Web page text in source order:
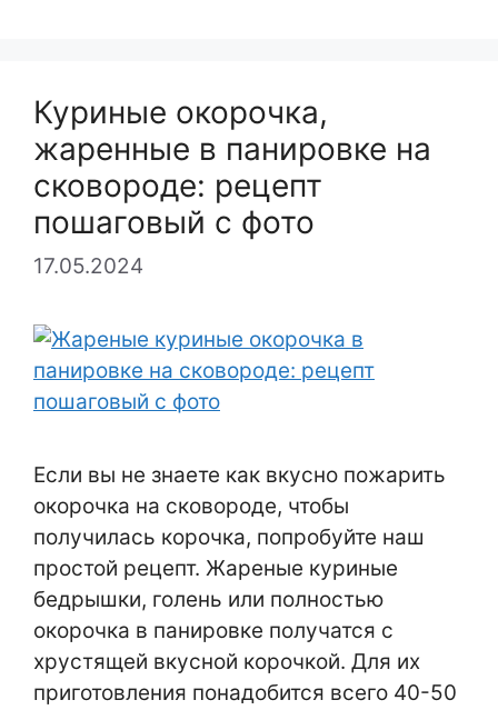
Куриные окорочка,
жаренные в панировке на
сковороде: рецепт
пошаговый с фото
17.05.2024
Если вы не знаете как вкусно пожарить
окорочка на сковороде, чтобы
получилась корочка, попробуйте наш
простой рецепт. Жареные куриные
бедрышки, голень или полностью
окорочка в панировке получатся с
хрустящей вкусной корочкой. Для их
приготовления понадобится всего 40-50